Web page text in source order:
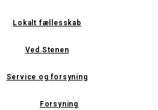
Lokalt fællesskab
Ved Stenen
Service og forsyning
Forsyning